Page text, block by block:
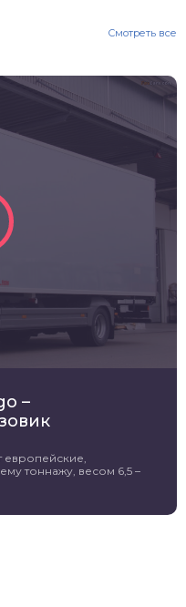
Смотреть все
–
европейские,
тоннажу, весом 6,5 –